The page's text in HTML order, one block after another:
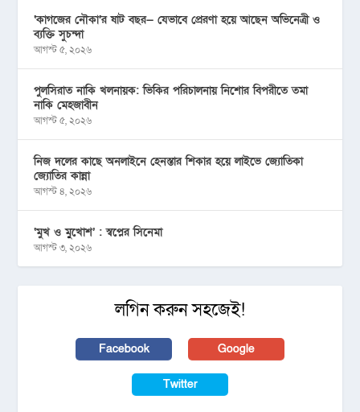
‘কাগজের নৌকা’র ষাট বছর— যেভাবে প্রেরণা হয়ে আছেন অভিনেত্রী ও
ব্যক্তি সুচন্দা
আগস্ট ৫, ২০২৬
পুলসিরাত নাকি খলনায়ক: ভিকির পরিচালনায় নিশোর বিপরীতে তমা
নাকি মেহজাবীন
আগস্ট ৫, ২০২৬
নিজ দলের কাছে অনলাইনে হেনস্তার শিকার হয়ে লাইভে জ্যোতিকা
জ্যোতির কান্না
আগস্ট ৪, ২০২৬
‘মুখ ও মু্খোশ’ : স্বপ্নের সিনেমা
আগস্ট ৩, ২০২৬
লগিন করুন সহজেই!
Facebook Google
Twitter